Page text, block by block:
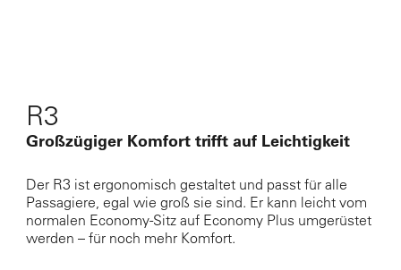
R3
Großzügiger Komfort trifft auf Leichtigkeit
Der R3 ist ergonomisch gestaltet und passt für alle
Passagiere, egal wie groß sie sind. Er kann leicht vom
normalen Economy-Sitz auf Economy Plus umgerüstet
werden – für noch mehr Komfort.